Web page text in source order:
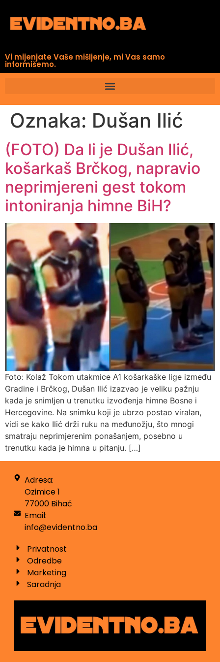
Vi mijenjate Vaše mišljenje, mi Vas samo
informišemo.
Oznaka: Dušan Ilić
(FOTO) Da li je Dušan Ilić,
košarkaš Brčkog, napravio
neprimjereni gest tokom
intoniranja himne BiH?
Foto: Kolaž Tokom utakmice A1 košarkaške lige između
Gradine i Brčkog, Dušan Ilić izazvao je veliku pažnju
kada je snimljen u trenutku izvođenja himne Bosne i
Hercegovine. Na snimku koji je ubrzo postao viralan,
vidi se kako Ilić drži ruku na međunožju, što mnogi
smatraju neprimjerenim ponašanjem, posebno u
trenutku kada je himna u pitanju. […]
Adresa:
Ozimice 1
77000 Bihać
Email:
info@evidentno.ba
Privatnost
Odredbe
Marketing
Saradnja